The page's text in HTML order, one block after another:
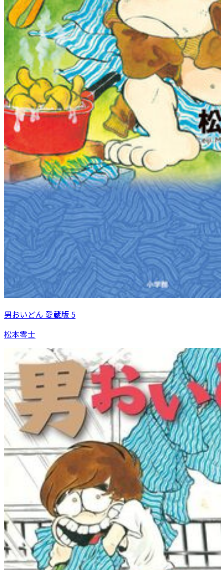
男おいどん 愛蔵版 5
松本零士